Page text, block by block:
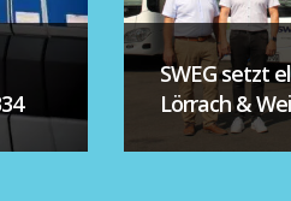
SWEG setzt
Lörrach &